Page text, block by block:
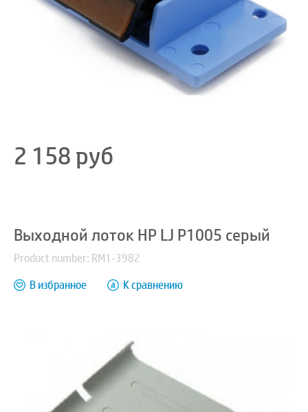
2 158руб
Выходной лоток HP LJ P1005 серый
Product number: RM1-3982
В избранное
К сравнению